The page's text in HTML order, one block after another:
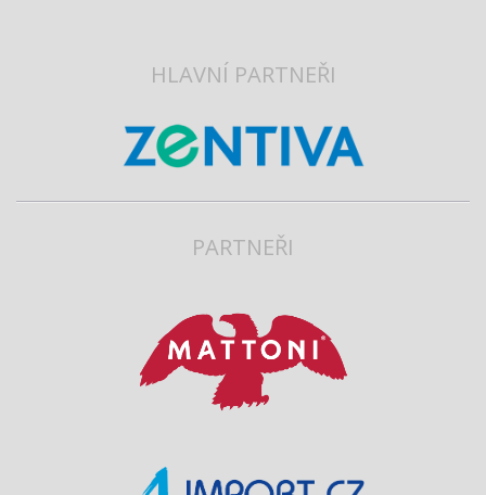
HLAVNÍ PARTNEŘI
PARTNEŘI